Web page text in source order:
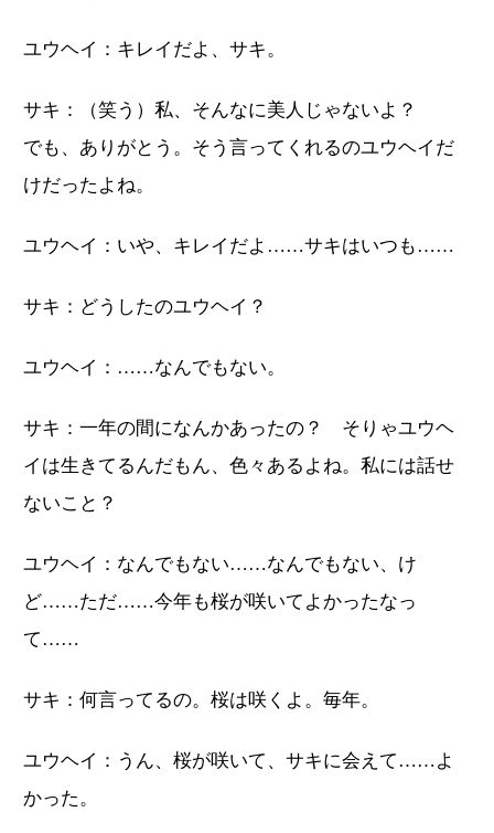
ユウヘイ：キレイだよ、サキ。
サキ：（笑う）私、そんなに美人じゃないよ？
でも、ありがとう。そう言ってくれるのユウヘイだ
けだったよね。
ユウヘイ：いや、キレイだよ……サキはいつも……
サキ：どうしたのユウヘイ？
ユウヘイ：……なんでもない。
サキ：一年の間になんかあったの？ そりゃユウヘ
イは生きてるんだもん、色々あるよね。私には話せ
ないこと？
ユウヘイ：なんでもない……なんでもない、け
ど……ただ……今年も桜が咲いてよかったなっ
て……
サキ：何言ってるの。桜は咲くよ。毎年。
ユウヘイ：うん、桜が咲いて、サキに会えて……よ
かった。